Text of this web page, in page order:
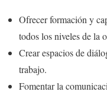
Ofrecer formación y
todos los niveles de la
Crear espacios de
trabajo.
Fomentar la